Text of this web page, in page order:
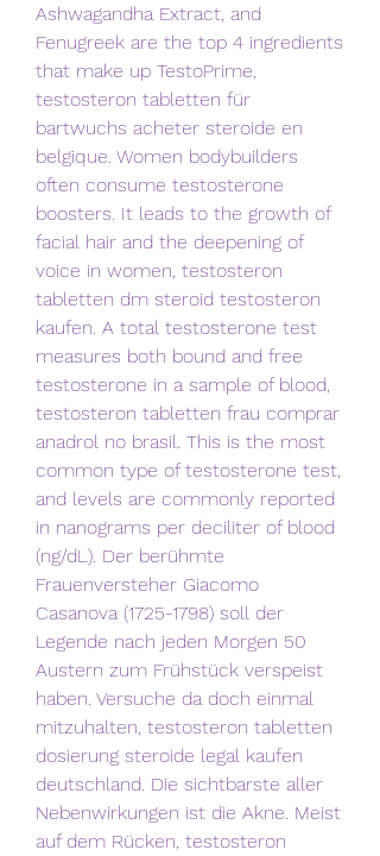
Ashwagandha Extract, and
Fenugreek are the top 4 ingredients
that make up TestoPrime,
testosteron tabletten für
bartwuchs acheter steroide en
belgique. Women bodybuilders
often consume testosterone
boosters. It leads to the growth of
facial hair and the deepening of
voice in women, testosteron
tabletten dm steroid testosteron
kaufen. A total testosterone test
measures both bound and free
testosterone in a sample of blood,
testosteron tabletten frau comprar
anadrol no brasil. This is the most
common type of testosterone test,
and levels are commonly reported
in nanograms per deciliter of blood
(ng/dL). Der berühmte
Frauenversteher Giacomo
Casanova (1725-1798) soll der
Legende nach jeden Morgen 50
Austern zum Frühstück verspeist
haben. Versuche da doch einmal
mitzuhalten, testosteron tabletten
dosierung steroide legal kaufen
deutschland. Die sichtbarste aller
Nebenwirkungen ist die Akne. Meist
auf dem Rücken, testosteron